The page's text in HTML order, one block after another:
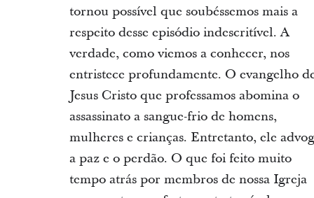
tornou possível que soubéssemos mais a
respeito desse episódio indescritível. A
verdade, como viemos a conhecer, nos
entristece profundamente. O evangelho
Jesus Cristo que professamos abomina o
assassinato a sangue-frio de homens,
mulheres e crianças. Entretanto, ele
a paz e o perdão. O que foi feito muito
tempo atrás por membros de nossa Igreja